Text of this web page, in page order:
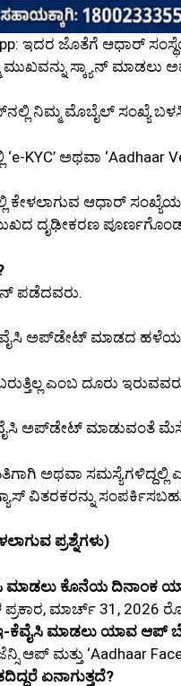
ಇದರ ಜೊತೆಗೆ ಆಧಾರ್
ಸ್ಕ್ಯಾನ್ ಮಾಡಲು
ನಿಮ್ಮ ಮೊಬೈಲ್ ಸಂಖ್ಯೆ
KYC’ ಅಥವಾ
ಕೇಳಲಾಗುವ ಆಧಾರ್
ದೃಢೀಕರಣ
ಪಡೆದವರು.
ಅಪ್‌ಡೇಟ್ ಮಾಡದ ಹಳೆಯ
ಎಂಬ ದೂರು
ಅಪ್‌ಡೇಟ್ ಮಾಡುವಂತೆ
ಅಥವಾ
ವಿತರಕರನ್ನು
ಪ್ರಶ್ನೆಗಳು)
ಮಾಡಲು ಕೊನೆಯ ದಿನಾಂಕ
ಪ್ರಕಾರ, ಮಾರ್ಚ್ 31, 2026
ಕೆವೈಸಿ ಮಾಡಲು ಯಾವ ಆಪ್
ಆಪ್ ಮತ್ತು ‘Aadhaar
ಏನಾಗುತ್ತದೆ?